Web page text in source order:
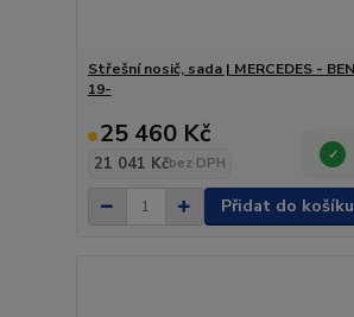
Střešní nosič, sada | MERCEDES -
19-
25 460 Kč
21 041 Kčbez DPH
Přidat do košíku